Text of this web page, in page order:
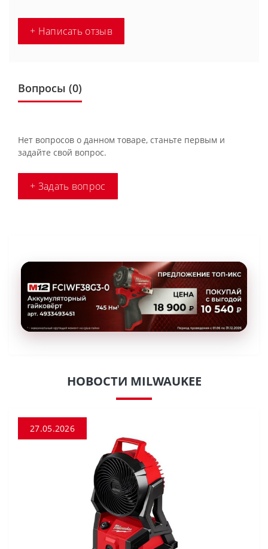
+ Написать отзыв
Вопросы (0)
Нет вопросов о данном товаре, станьте первым и
задайте свой вопрос.
+ Задать вопрос
НОВОСТИ MILWAUKEE
27.05.2026